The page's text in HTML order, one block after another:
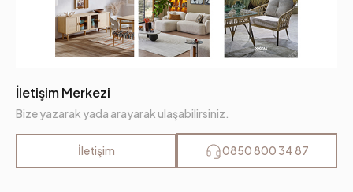
İletişim Merkezi
Bize yazarak yada arayarak ulaşabilirsiniz.
İletişim 0850 800 34 87